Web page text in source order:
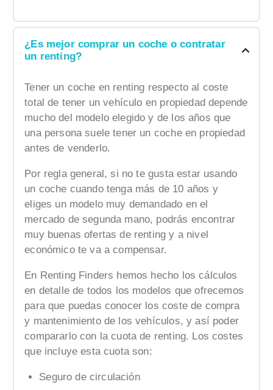
¿Es mejor comprar un coche o contratar
un renting?
Tener un coche en renting respecto al coste
total de tener un vehículo en propiedad depende
mucho del modelo elegido y de los años que
una persona suele tener un coche en propiedad
antes de venderlo.
Por regla general, si no te gusta estar usando
un coche cuando tenga más de 10 años y
eliges un modelo muy demandado en el
mercado de segunda mano, podrás encontrar
muy buenas ofertas de renting y a nivel
económico te va a compensar.
En Renting Finders hemos hecho los cálculos
en detalle de todos los modelos que ofrecemos
para que puedas conocer los coste de compra
y mantenimiento de los vehículos, y así poder
compararlo con la cuota de renting. Los costes
que incluye esta cuota son:
Seguro de circulación